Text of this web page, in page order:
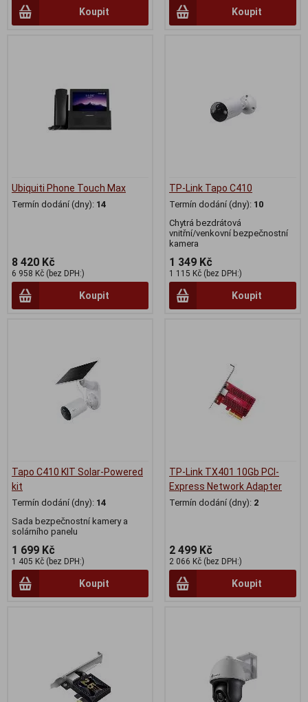
Koupit Koupit
Ubiquiti Phone Touch Max
Termín dodání (dny): 14
8 420 Kč
6 958 Kč (bez DPH:)
Koupit
TP-Link Tapo C410
Termín dodání (dny): 10
Chytrá bezdrátová
vnitřní/venkovní bezpečnostní
kamera
1 349 Kč
1 115 Kč (bez DPH:)
Koupit
Tapo C410 KIT Solar-Powered
kit
Termín dodání (dny): 14
Sada bezpečnostní kamery a
solárního panelu
1 699 Kč
1 405 Kč (bez DPH:)
Koupit
TP-Link TX401 10Gb PCI-
Express Network Adapter
Termín dodání (dny): 2
2 499 Kč
2 066 Kč (bez DPH:)
Koupit